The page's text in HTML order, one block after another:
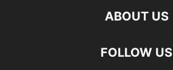
ABOUT US
FOLLOW US